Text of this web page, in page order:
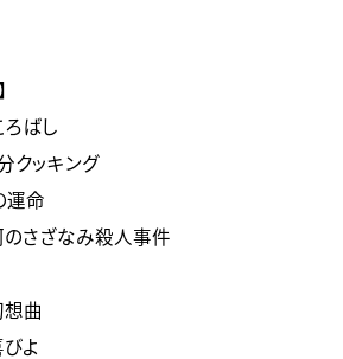
ろばし
クッキング
運命
のさざなみ殺人事件
想曲
よ